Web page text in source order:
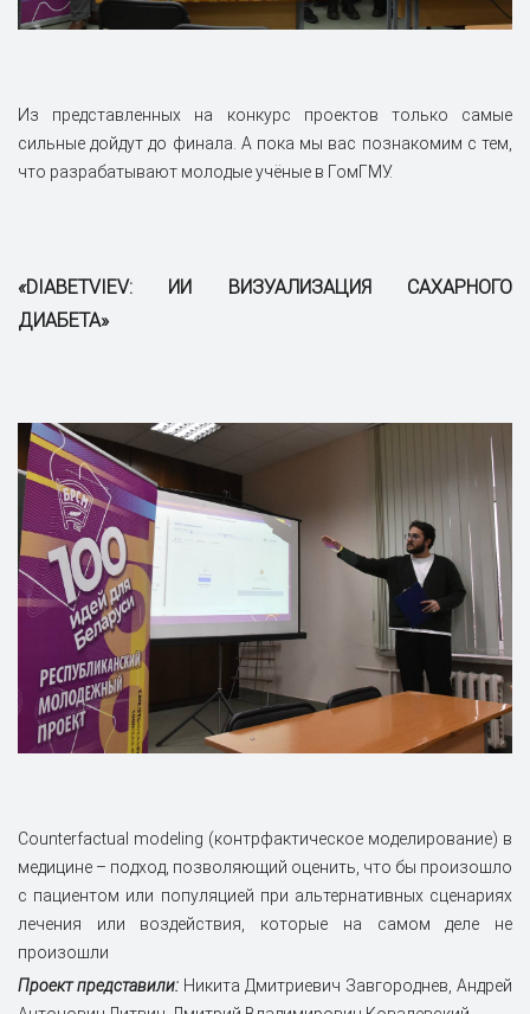
Из представленных на конкурс проектов только самые
сильные дойдут до финала. А пока мы вас познакомим с тем,
что разрабатывают молодые учёные в ГомГМУ.
«DIABETVIEV: ИИ ВИЗУАЛИЗАЦИЯ САХАРНОГО
ДИАБЕТА»
Counterfactual modeling (контрфактическое моделирование) в
медицине – подход, позволяющий оценить, что бы произошло
с пациентом или популяцией при альтернативных сценариях
лечения или воздействия, которые на самом деле не
произошли
Проект представили: Никита Дмитриевич Завгороднев, Андрей